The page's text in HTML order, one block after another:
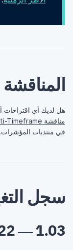
المناقشة
هل لديك أي اقتراحات
مناقشة MA Multi-Timeframe
في منتديات المؤشرات.
سجل
1.03 — 2023-05-22